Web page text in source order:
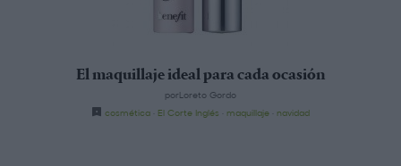
El maquillaje ideal para cada ocasión
porLoreto Gordo
cosmética
El Corte Inglés maquillaje navidad